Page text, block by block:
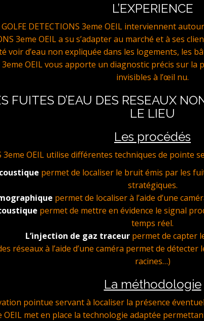
L’EXPERIENCE
DETECTIONS 3eme OEIL interviennent
3eme OEIL a su s’adapter au marché et à ses
voir d’eau non expliquée dans les logements, les
3eme OEIL vous apporte un diagnostic précis sur la
invisibles à l’œil nu.
FUITES D’EAU DES RESEAUX
LE LIEU
Les procédés
3eme OEIL utilise différentes techniques de pointe
permet de localiser le bruit émis par les
stratégiques.
permet de localiser à l’aide d’une
permet de mettre en évidence le signal
temps réel.
L’injection de gaz traceur permet de capter
réseaux à l’aide d’une caméra permet de
racines…)
La méthodologie
pointue servant à localiser la présence
OEIL met en place la technologie adaptée